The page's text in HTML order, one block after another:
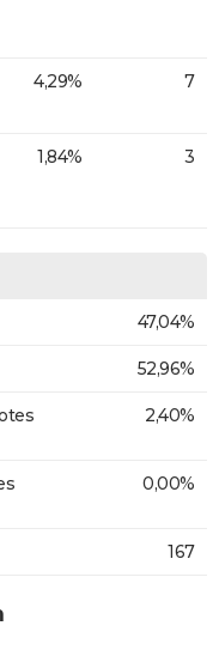
4,29% 7
1,84% 3
47,04%
52,96%
2,40%
0,00%
167